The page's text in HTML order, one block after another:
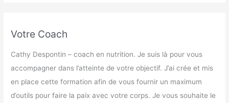
Votre Coach
Cathy Despontin – coach en nutrition. Je suis là pour vous
accompagner dans l’atteinte de votre objectif. J’ai crée et mis
en place cette formation afin de vous fournir un maximum
d’outils pour faire la paix avec votre corps. Je vous souhaite le